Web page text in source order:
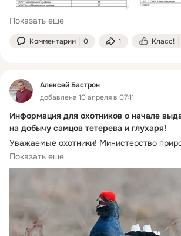
Показать еще
Комментарии 0 1 Класс!
Алексей Бастрон
добавлена 10 апреля в 07:11
Информация для охотников о начале
на добычу самцов тетерева и глухаря!
Уважаемые охотники! Министерство
экологии Омской области информирует о
разрешений на добычу самцов тетерева и
на одного охотника (количество особей)
охоты: самец тетерева – 10, самец глухаря
Выдача разрешений на добычу самцов
глухаря будет осуществляться на
Показать еще